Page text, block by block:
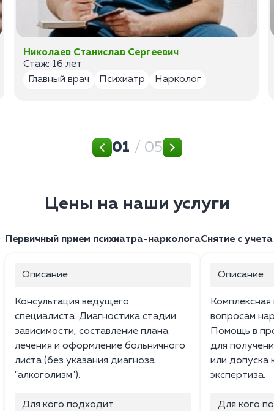
Николаев Станислав Сергеевич
Стаж: 16 лет
Главный врач
Психиатр Нарколог
01 / 05
Цены на наши услуги
Первичный прием психиатра-нарколога
Описание
Консультация ведущего
специалиста. Диагностика стадии
зависимости, составление плана
лечения и оформление больничного
листа (без указания диагноза
"алкоголизм").
Для кого подходит
Снятие с учета
Описание
Комплексная
вопросам
Помощь в
для
или допуска
экспертиза.
Для кого